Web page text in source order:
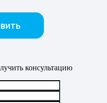
консультацию